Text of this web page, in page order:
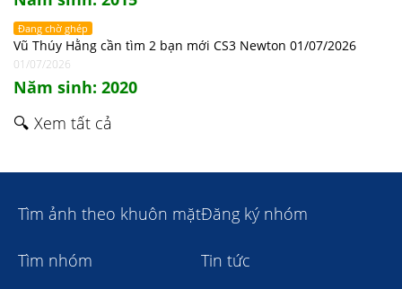
Đang chờ ghép
Vũ Thúy Hằng cần tìm 2 bạn mới CS3 Newton 01/07/2026
01/07/2026
Năm sinh: 2020
🔍 Xem tất cả
Tìm ảnh theo khuôn mặtĐăng ký nhóm
Tìm nhóm Tin tức